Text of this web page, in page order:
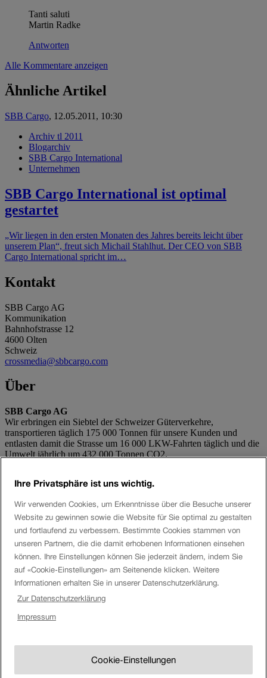
Tanti saluti
Martin Radke
Antworten
Alle Kommentare anzeigen
Ähnliche Artikel
SBB Cargo, 12.05.2011, 10:30
Archiv tl 2011
Blogarchiv
SBB Cargo International
Unternehmen
SBB Cargo International ist optimal
gestartet
„Wir liegen in den ersten Monaten des Jahres bereits leicht über
unserem Plan“, freut sich Michail Stahlhut. Der CEO von SBB
Cargo International spricht im…
Kontakt
SBB Cargo AG
Kommunikation
Bahnhofstrasse 12
4600 Olten
Schweiz
crossmedia@sbbcargo.com
Über
SBB Cargo AG
Wir erbringen ein Siebtel der Schweizer Güterverkehre,
transportieren täglich 175 000 Tonnen für unsere Kunden und
entlasten damit die Strasse um 16 000 LKW-Fahrten täglich und die
Umwelt jährlich um 432 000 Tonnen CO2.
Social Media
Twitter
Facebook
Youtube
Instagram
LinkedIn
Tags
Automation automatische Kupplung Digitalisierung
Schienengüterverkehr
Kommentarrichtlinien
Team
Ihre Privatsphäre ist uns wichtig.
Wir verwenden Cookies, um Erkenntnisse über die Besuche unserer
Website zu gewinnen sowie die Website für Sie optimal zu gestalten
und fortlaufend zu verbessern. Bestimmte Cookies stammen von
unseren Partnern, die die damit erhobenen Informationen einsehen
können. Ihre Einstellungen können Sie jederzeit ändern, indem Sie
auf «Cookie-Einstellungen» am Seitenende klicken. Weitere
Informationen erhalten Sie in unserer Datenschutzerklärung.
Zur Datenschutzerklärung
Impressum
Cookie-Einstellungen